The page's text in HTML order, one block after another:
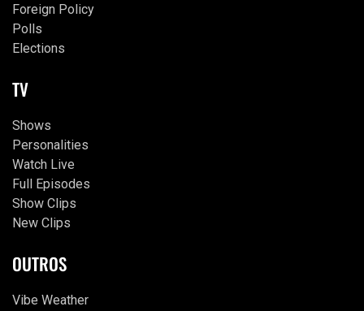
Foreign Policy
Polls
Elections
TV
Shows
Personalities
Watch Live
Full Episodes
Show Clips
New Clips
OUTROS
Vibe Weather